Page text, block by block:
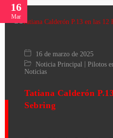
16
Mar
16 de marzo de 2025
Noticia Principal
Pilotos
Noticias
Tatiana Calderón
Sebring